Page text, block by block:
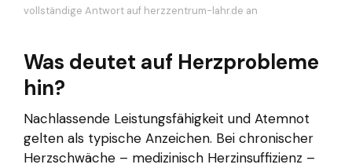
vollständige Antwort auf herzzentrum-lahr.de an
Was deutet auf Herzprobleme
hin?
Nachlassende Leistungsfähigkeit und Atemnot
gelten als typische Anzeichen. Bei chronischer
Herzschwäche – medizinisch Herzinsuffizienz –